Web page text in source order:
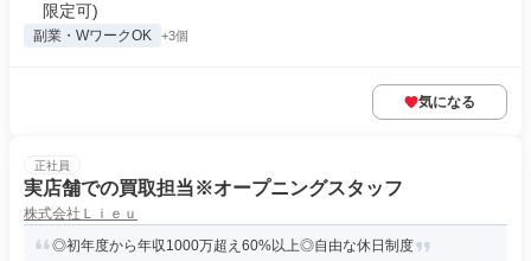
限定可)
副業・WワークOK +3個
気になる
正社員
実店舗での買取担当※オープニングスタッフ
株式会社Ｌｉｅｕ
◎初年度から年収1000万超え60%以上◎自由な休日制度